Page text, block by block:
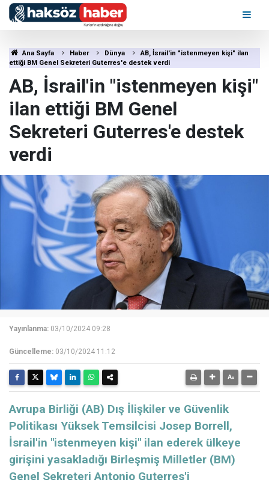
Ana Sayfa Haber Dünya
AB, İsrail'in "istenmeyen kişi" ilan
ettiği BM Genel Sekreteri Guterres'e destek verdi
AB, İsrail'in "istenmeyen kişi"
ilan ettiği BM Genel
Sekreteri Guterres'e destek
verdi
Yayınlanma: 03/10/2024 09:28
Güncelleme: 03/10/2024 11:12
Avrupa Birliği (AB) Dış İlişkiler ve Güvenlik
Politikası Yüksek Temsilcisi Josep Borrell,
İsrail'in "istenmeyen kişi" ilan ederek ülkeye
girişini yasakladığı Birleşmiş Milletler (BM)
Genel Sekreteri Antonio Guterres'i